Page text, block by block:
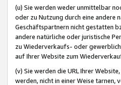
(u) Sie werden weder unmittelbar
oder zu Nutzung durch eine andere
Geschäftspartnern nicht gestatten
andere natürliche oder juristische
zu Wiederverkaufs- oder
auf Ihrer Website zum
(v) Sie werden die URL Ihrer
werden, nicht in einer Weise tarnen,